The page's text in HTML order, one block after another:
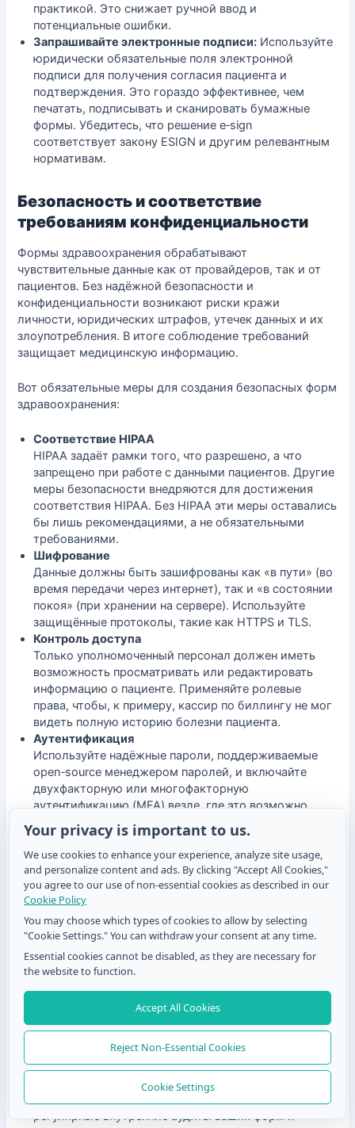
практикой. Это снижает ручной ввод и
потенциальные ошибки.
Запрашивайте электронные подписи: Используйте
юридически обязательные поля электронной
подписи для получения согласия пациента и
подтверждения. Это гораздо эффективнее, чем
печатать, подписывать и сканировать бумажные
формы. Убедитесь, что решение e‑sign
соответствует закону ESIGN и другим релевантным
нормативам.
Безопасность и соответствие
требованиям конфиденциальности
Формы здравоохранения обрабатывают
чувствительные данные как от провайдеров, так и от
пациентов. Без надёжной безопасности и
конфиденциальности возникают риски кражи
личности, юридических штрафов, утечек данных и их
злоупотребления. В итоге соблюдение требований
защищает медицинскую информацию.
Вот обязательные меры для создания безопасных форм
здравоохранения:
Соответствие HIPAA
HIPAA задаёт рамки того, что разрешено, а что
запрещено при работе с данными пациентов. Другие
меры безопасности внедряются для достижения
соответствия HIPAA. Без HIPAA эти меры оставались
бы лишь рекомендациями, а не обязательными
требованиями.
Шифрование
Данные должны быть зашифрованы как «в пути» (во
время передачи через интернет), так и «в состоянии
покоя» (при хранении на сервере). Используйте
защищённые протоколы, такие как HTTPS и TLS.
Контроль доступа
Только уполномоченный персонал должен иметь
возможность просматривать или редактировать
информацию о пациенте. Применяйте ролевые
права, чтобы, к примеру, кассир по биллингу не мог
видеть полную историю болезни пациента.
Аутентификация
Используйте надёжные пароли, поддерживаемые
open‑source менеджером паролей, и включайте
двухфакторную или многофакторную
аутентификацию (MFA) везде, где это возможно,
чтобы проверять личность пользователя.
Используйте безопасный и
эффективный рабочий процесс
Интеграция с вашей EHR:Самые эффективные
системы автоматически отправляют данные формы
прямо в карту пациента в вашей EHR. Это устраняет
ручной ввод, уменьшает человеческие ошибки и
систему, которая автоматически отправляет формы
пациентам через безопасную ссылку в письме или
SMS‑сообщении до их приёма. Это позволяет им
заполнять формы в удобное время, сокращая время
ожидания и нагрузку в зале ожидания.
регулярные внутренние аудиты ваших форм и
Your privacy is important to us.
We use cookies to enhance your experience, analyze site usage,
and personalize content and ads. By clicking "Accept All Cookies,"
you agree to our use of non-essential cookies as described in our
Cookie Policy
You may choose which types of cookies to allow by selecting
"Cookie Settings." You can withdraw your consent at any time.
Essential cookies cannot be disabled, as they are necessary for
the website to function.
Accept All Cookies
Reject Non-Essential Cookies
Cookie Settings